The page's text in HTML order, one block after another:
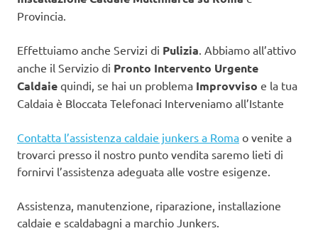
Provincia.
Effettuiamo anche Servizi di Pulizia . Abbiamo all’attivo
anche il Servizio di Pronto Intervento Urgente
Caldaie quindi, se hai un problema Improvviso e la tua
Caldaia è Bloccata Telefonaci Interveniamo all’Istante
Contatta l’assistenza caldaie junkers a Roma o venite a
trovarci presso il nostro punto vendita saremo lieti di
fornirvi l’assistenza adeguata alle vostre esigenze.
Assistenza, manutenzione, riparazione, installazione
caldaie e scaldabagni a marchio Junkers.